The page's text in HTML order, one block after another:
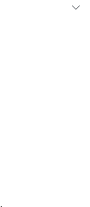
lange halten? Werfen
das sich
mit
Verarbeitung
und -utensilien